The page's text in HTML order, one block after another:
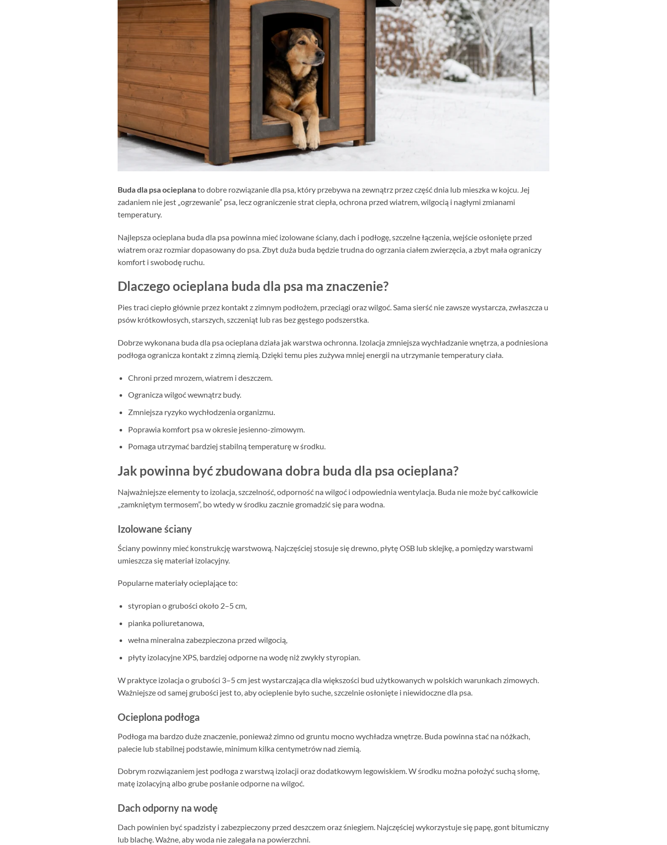
Buda dla psa ocieplanato dobre rozwiązanie dla psa, który przebywa na zewnątrz przez część dnia lub mieszka w kojcu. Jej
zadaniem nie jest „ogrzewanie” psa, lecz ograniczenie strat ciepła, ochrona przed wiatrem, wilgocią i nagłymi zmianami
temperatury.
Najlepsza ocieplana buda dla psa powinna mieć izolowane ściany, dach i podłogę, szczelne łączenia, wejście osłonięte przed
wiatrem oraz rozmiar dopasowany do psa. Zbyt duża buda będzie trudna do ogrzania ciałem zwierzęcia, a zbyt mała ograniczy
komfort i swobodę ruchu.
Dlaczego ocieplana buda dla psa ma znaczenie?
Pies traci ciepło głównie przez kontakt z zimnym podłożem, przeciągi oraz wilgoć. Sama sierść nie zawsze wystarcza, zwłaszcza u
psów krótkowłosych, starszych, szczeniąt lub ras bez gęstego podszerstka.
Dobrze wykonana buda dla psa ocieplana działa jak warstwa ochronna. Izolacja zmniejsza wychładzanie wnętrza, a podniesiona
podłoga ogranicza kontakt z zimną ziemią. Dzięki temu pies zużywa mniej energii na utrzymanie temperatury ciała.
Chroni przed mrozem, wiatrem i deszczem.
Ogranicza wilgoć wewnątrz budy.
Zmniejsza ryzyko wychłodzenia organizmu.
Poprawia komfort psa w okresie jesienno-zimowym.
Pomaga utrzymać bardziej stabilną temperaturę w środku.
Jak powinna być zbudowana dobra buda dla psa ocieplana?
Najważniejsze elementy to izolacja, szczelność, odporność na wilgoć i odpowiednia wentylacja. Buda nie może być całkowicie
„zamkniętym termosem”, bo wtedy w środku zacznie gromadzić się para wodna.
Izolowane ściany
Ściany powinny mieć konstrukcję warstwową. Najczęściej stosuje się drewno, płytę OSB lub sklejkę, a pomiędzy warstwami
umieszcza się materiał izolacyjny.
Popularne materiały ocieplające to:
styropian o grubości około 2–5 cm,
pianka poliuretanowa,
wełna mineralna zabezpieczona przed wilgocią,
płyty izolacyjne XPS, bardziej odporne na wodę niż zwykły styropian.
W praktyce izolacja o grubości 3–5 cm jest wystarczająca dla większości bud użytkowanych w polskich warunkach zimowych.
Ważniejsze od samej grubości jest to, aby ocieplenie było suche, szczelnie osłonięte i niewidoczne dla psa.
Ocieplona podłoga
Podłoga ma bardzo duże znaczenie, ponieważ zimno od gruntu mocno wychładza wnętrze. Buda powinna stać na nóżkach,
palecie lub stabilnej podstawie, minimum kilka centymetrów nad ziemią.
Dobrym rozwiązaniem jest podłoga z warstwą izolacji oraz dodatkowym legowiskiem. W środku można położyć suchą słomę,
matę izolacyjną albo grube posłanie odporne na wilgoć.
Dach odporny na wodę
Dach powinien być spadzisty i zabezpieczony przed deszczem oraz śniegiem. Najczęściej wykorzystuje się papę, gont bitumiczny
lub blachę. Ważne, aby woda nie zalegała na powierzchni.